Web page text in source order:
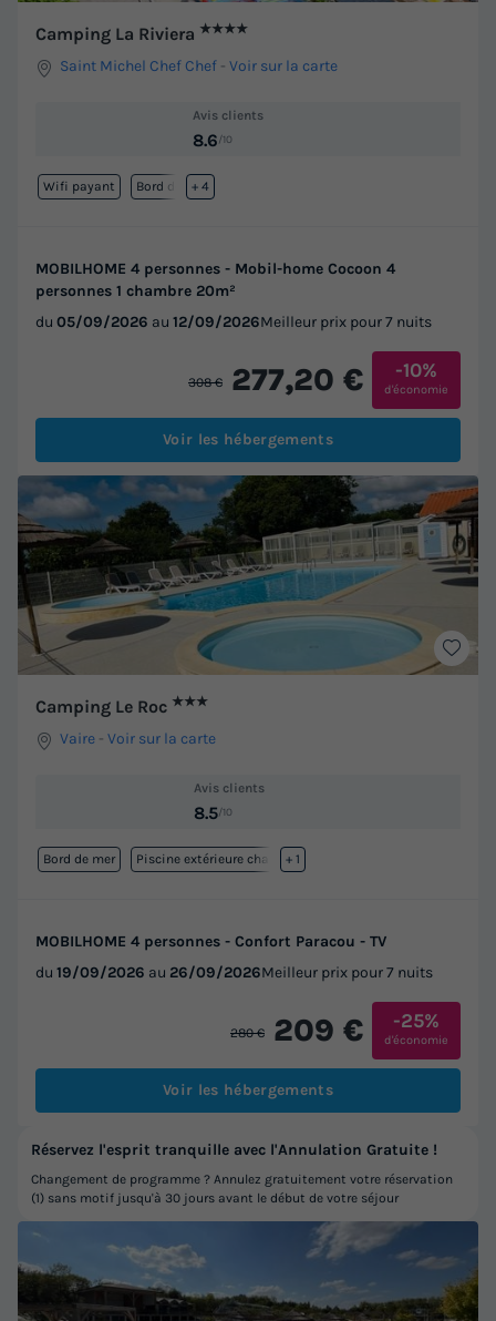
Camping La Riviera ★★★★
Saint Michel Chef Chef -Voir sur la carte
Avis clients
8.6/10
Wifi payant Bord de mer
+ 4
MOBILHOME 4 personnes - Mobil-home Cocoon 4
personnes 1 chambre 20m²
du 05/09/2026 au 12/09/2026Meilleur prix pour 7 nuits
308 € 277,20 € -10%
d'économie
Voir les hébergements
Camping Le Roc ★★★
Vaire -Voir sur la carte
Avis clients
8.5/10
Bord de mer Piscine extérieure chauffée
+ 1
MOBILHOME 4 personnes - Confort Paracou - TV
du 19/09/2026 au 26/09/2026Meilleur prix pour 7 nuits
280 € 209 € -25%
d'économie
Voir les hébergements
Réservez l'esprit tranquille avec l'Annulation Gratuite !
Changement de programme ? Annulez gratuitement votre réservation
(1) sans motif jusqu'à 30 jours avant le début de votre séjour